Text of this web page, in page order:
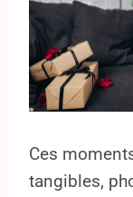
Ces
tangibles,